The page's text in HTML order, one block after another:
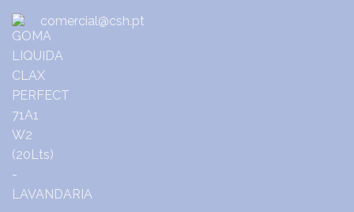
comercial@csh.pt